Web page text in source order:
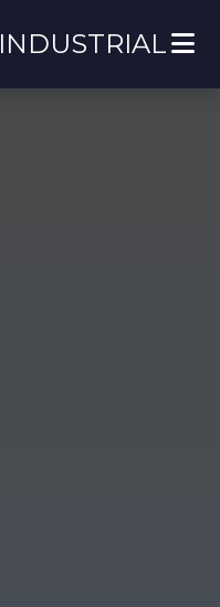
INDUSTRIAL